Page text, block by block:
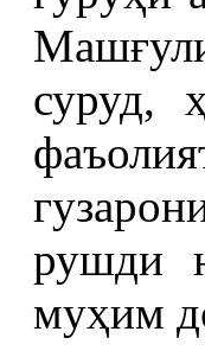
суруд,
рушди
муҳим